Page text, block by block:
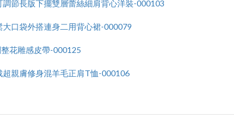
調節長版下擺雙層蕾絲細肩背心洋裝-000103
大口袋外搭連身二用背心裙-000079
花雕感皮帶-000125
超親膚修身混羊毛正肩T恤-000106